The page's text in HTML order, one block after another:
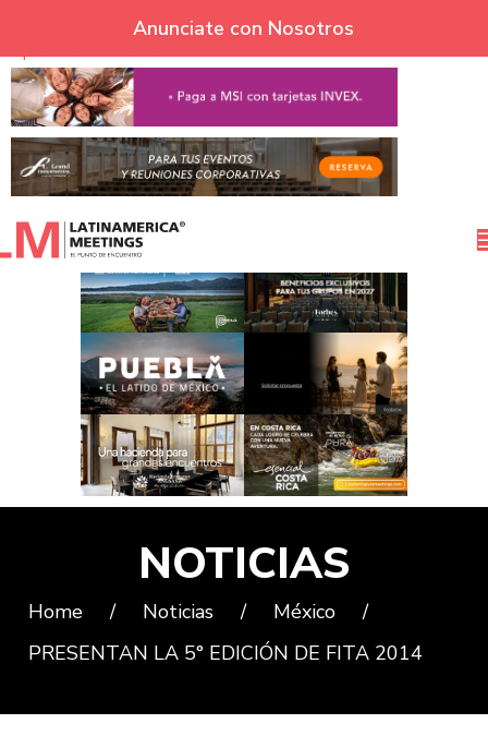
Skip to navigation
Skip to main content
Anunciate con Nosotros
NOTICIAS
Home / Noticias / México
/
PRESENTAN LA 5° EDICIÓN DE FITA 2014